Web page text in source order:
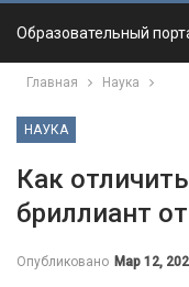
Образовательный
Главная Наука
НАУКА
Как
бриллиант
Опубликовано Мар 12,